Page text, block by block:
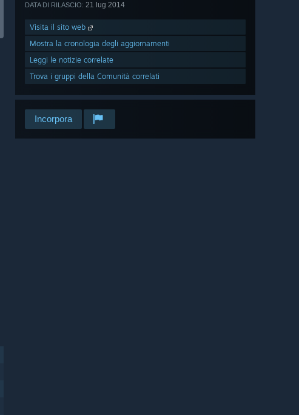
DATA DI RILASCIO: 21 lug 2014
Visita il sito web
Mostra la cronologia degli aggiornamenti
Leggi le notizie correlate
Trova i gruppi della Comunità correlati
Incorpora